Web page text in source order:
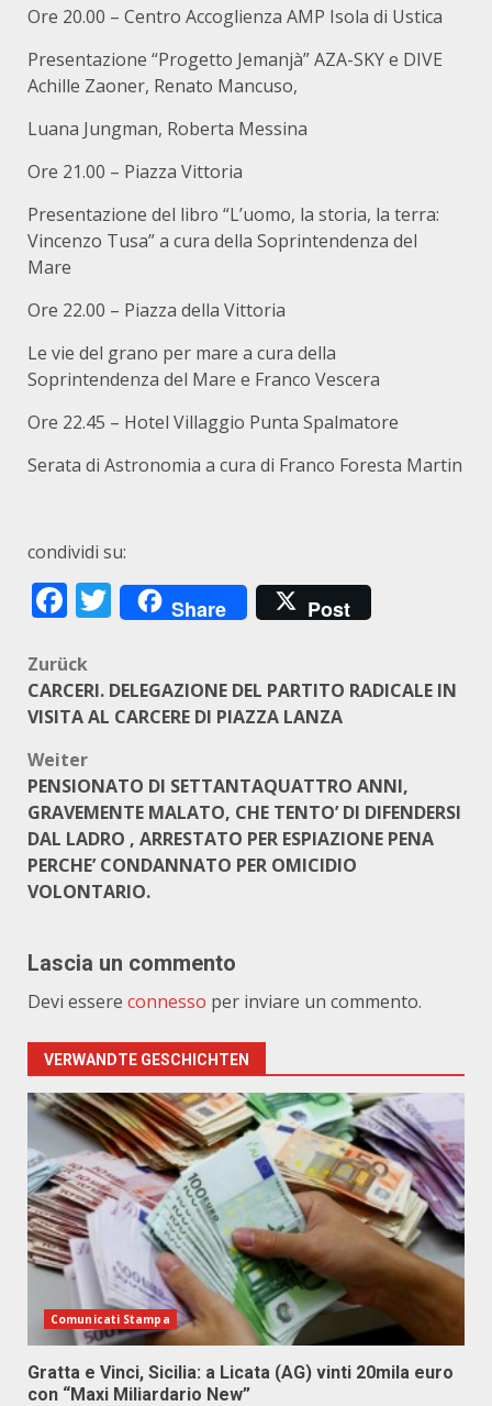
Ore 20.00 – Centro Accoglienza AMP Isola di Ustica
Presentazione “Progetto Jemanjà” AZA-SKY e DIVE
Achille Zaoner, Renato Mancuso,
Luana Jungman, Roberta Messina
Ore 21.00 – Piazza Vittoria
Presentazione del libro “L’uomo, la storia, la terra:
Vincenzo Tusa” a cura della Soprintendenza del
Mare
Ore 22.00 – Piazza della Vittoria
Le vie del grano per mare a cura della
Soprintendenza del Mare e Franco Vescera
Ore 22.45 – Hotel Villaggio Punta Spalmatore
Serata di Astronomia a cura di Franco Foresta Martin
condividi su:
Facebook
Twitter
Share Post
Beitragsnavigation
Zurück
CARCERI. DELEGAZIONE DEL PARTITO RADICALE IN
VISITA AL CARCERE DI PIAZZA LANZA
Weiter
PENSIONATO DI SETTANTAQUATTRO ANNI,
GRAVEMENTE MALATO, CHE TENTO’ DI DIFENDERSI
DAL LADRO , ARRESTATO PER ESPIAZIONE PENA
PERCHE’ CONDANNATO PER OMICIDIO
VOLONTARIO.
Lascia un commento
Devi essere connesso per inviare un commento.
VERWANDTE GESCHICHTEN
Comunicati Stampa
Gratta e Vinci, Sicilia: a Licata (AG) vinti 20mila euro
con “Maxi Miliardario New”